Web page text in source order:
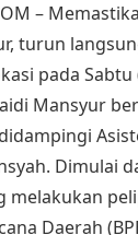
–
turun
pada Sabtu
Mansyur
Dimulai
melakukan
Daerah